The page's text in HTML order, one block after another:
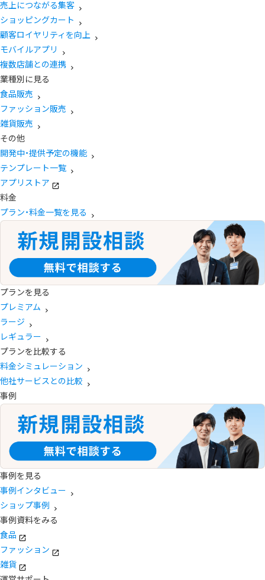
売上につながる集客
ショッピングカート
顧客ロイヤリティを向上
モバイルアプリ
複数店舗との連携
業種別に見る
食品販売
ファッション販売
雑貨販売
その他
開発中・提供予定の機能
テンプレート一覧
アプリストア
料金
プラン・料金一覧を見る
プランを見る
プレミアム
ラージ
レギュラー
プランを比較する
料金シミュレーション
他社サービスとの比較
事例
事例を見る
事例インタビュー
ショップ事例
事例資料をみる
食品
ファッション
雑貨